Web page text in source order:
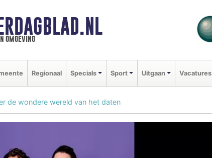
omgeving
Regionaal Specials Sport Uitgaan Vacatures
de wondere wereld van het daten